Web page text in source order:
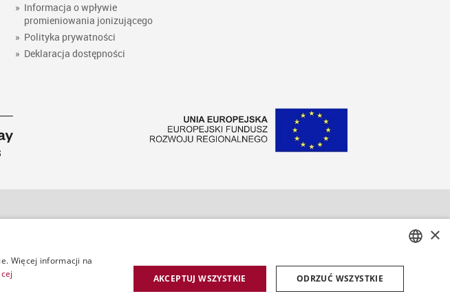
» Informacja o wpływie
promieniowania jonizującego
» Polityka prywatności
» Deklaracja dostępności
przedsiębiorstw do
Dział Sprzedaży - eLegitymacje
Dział Sprzedaży Druków Zabezpieczonych
×
Więcej informacji na
AKCEPTUJ WSZYSTKIE ODRZUĆ WSZYSTKIE